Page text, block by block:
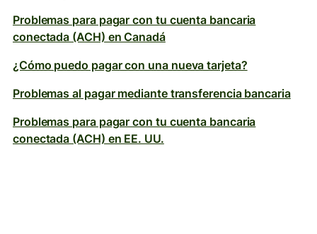
Problemas para pagar con tu cuenta bancaria
conectada (ACH) en Canadá
¿Cómo puedo pagar con una nueva tarjeta?
Problemas al pagar mediante transferencia bancaria
Problemas para pagar con tu cuenta bancaria
conectada (ACH) en EE. UU.